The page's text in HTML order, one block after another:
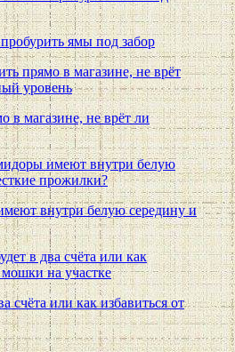
ямы под забор
в магазине, не врёт ли
внутри белую середину и
счёта или как избавиться от